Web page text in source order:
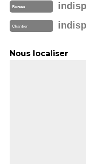
Bureau
Chantier
Nous localiser